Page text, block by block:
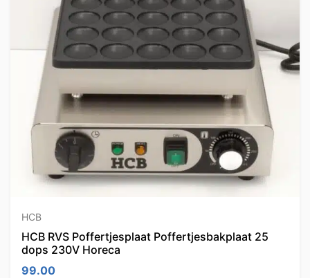
HCB
HCB RVS Poffertjesplaat Poffertjesbakplaat 25
dops 230V Horeca
99.00